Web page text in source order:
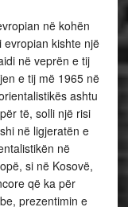
në kohën
kishte një
në veprën e tij
e tij më 1965 në
ashtu
të, solli një risi
në ligjeratën e
në
si në Kosovë,
që ka për
prezentimin e